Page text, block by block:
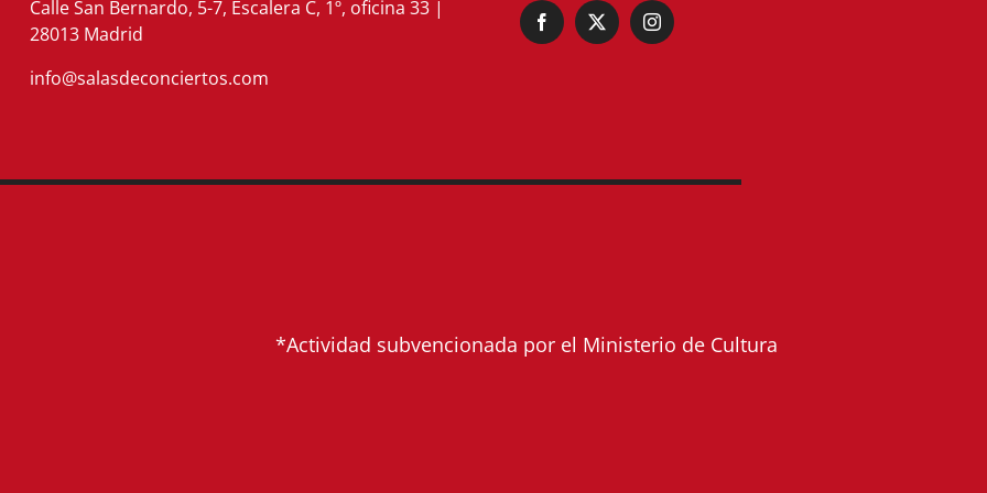
Calle San Bernardo, 5-7, Escalera C, 1º, oficina 33 |
28013 Madrid
info@salasdeconciertos.com
*Actividad subvencionada por el Ministerio de Cultura